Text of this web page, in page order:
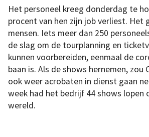
Het personeel kreeg donderdag te
procent van hen zijn job verliest. Het
mensen. Iets meer dan 250
de slag om de tourplanning en
kunnen voorbereiden, eenmaal de
baan is. Als de shows hernemen, zou
ook weer acrobaten in dienst gaan
week had het bedrijf 44 shows lopen
wereld.